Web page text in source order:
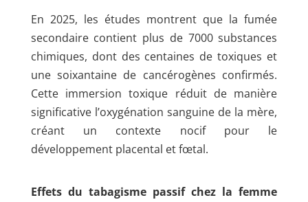
En 2025, les études montrent que la fumée
secondaire contient plus de 7000 substances
chimiques, dont des centaines de toxiques et
une soixantaine de cancérogènes confirmés.
Cette immersion toxique réduit de manière
significative l’oxygénation sanguine de la mère,
créant un contexte nocif pour le
développement placental et fœtal.
Effets du tabagisme passif chez la femme